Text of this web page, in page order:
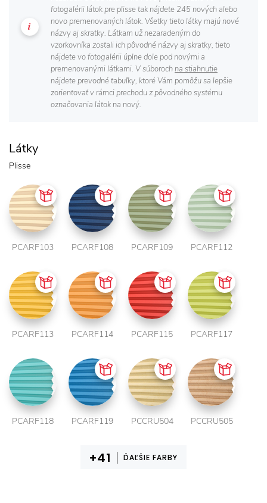
fotogalérii látok pre plisse tak nájdete 245 nových alebo
novo premenovaných látok. Všetky tieto látky majú nové
názvy aj skratky. Látkam už nezaradeným do
vzorkovníka zostali ich pôvodné názvy aj skratky, tieto
nájdete vo fotogalérii úplne dole pod novými a
premenovanými látkami. V súboroch na stiahnutie
nájdete prevodné tabuľky, ktoré Vám pomôžu sa lepšie
zorientovať v rámci prechodu z pôvodného systému
označovania látok na nový.
Látky
Plisse
PCARF103 PCARF108 PCARF109 PCARF112
PCARF113 PCARF114 PCARF115 PCARF117
PCARF118 PCARF119 PCCRU504 PCCRU505
ĎAĽŠIE FARBY